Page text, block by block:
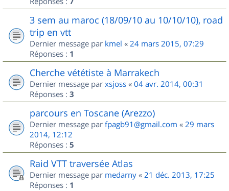
3 sem au maroc (18/09/10 au 10/10/10), road
trip en vtt
Dernier message par kmel « 24 mars 2015, 07:29
Réponses : 1
Cherche vététiste à Marrakech
Dernier message par xsjoss « 04 avr. 2014, 00:31
Réponses : 3
parcours en Toscane (Arezzo)
Dernier message par fpagb91@gmail.com « 29 mars
2014, 12:12
Réponses : 5
Raid VTT traversée Atlas
Dernier message par medarny « 21 déc. 2013, 17:25
Réponses : 1